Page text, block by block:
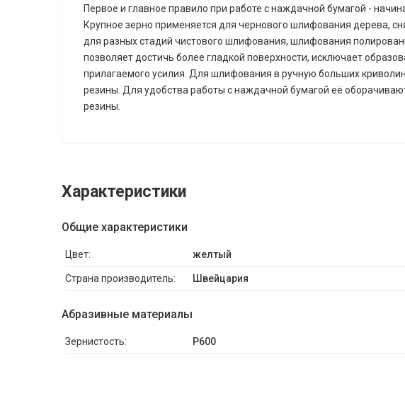
Первое и главное правило при работе с наждачной бумагой -
Крупное зерно применяется для чернового шлифования дерева,
для разных стадий чистового шлифования, шлифования
позволяет достичь более гладкой поверхности, исключает
прилагаемого усилия. Для шлифования в ручную больших
резины. Для удобства работы с наждачной бумагой её
резины.
Характеристики
Общие характеристики
Цвет: желтый
Страна производитель: Швейцария
Абразивные материалы
Зернистость: P600